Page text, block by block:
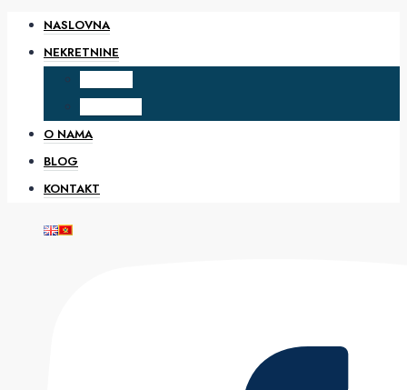
NASLOVNA
NEKRETNINE
O NAMA
BLOG
KONTAKT